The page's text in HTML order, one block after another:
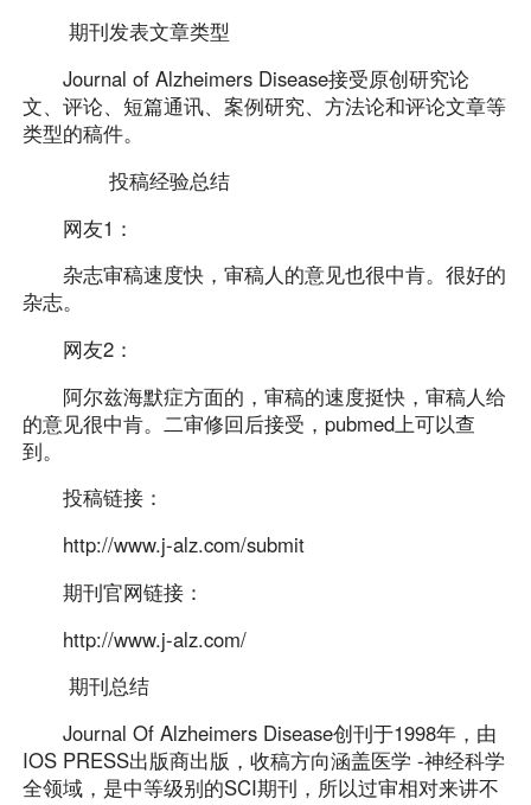
期刊发表文章类型
Journal of Alzheimers Disease接受原创研究论
文、评论、短篇通讯、案例研究、方法论和评论文章等
类型的稿件。
投稿经验总结
网友1：
杂志审稿速度快，审稿人的意见也很中肯。很好的
杂志。
网友2：
阿尔兹海默症方面的，审稿的速度挺快，审稿人给
的意见很中肯。二审修回后接受，pubmed上可以查
到。
投稿链接：
http://www.j-alz.com/submit
期刊官网链接：
http://www.j-alz.com/
期刊总结
Journal Of Alzheimers Disease创刊于1998年，由
IOS PRESS出版商出版，收稿方向涵盖医学 -神经科学
全领域，是中等级别的SCI期刊，所以过审相对来讲不